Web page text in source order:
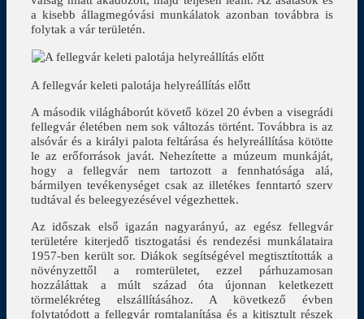
a kisebb állagmegóvási munkálatok azonban továbbra is
folytak a vár területén.
A fellegvár keleti palotája helyreállítás előtt
A második világháborút követő közel 20 évben a visegrádi
fellegvár életében nem sok változás történt. Továbbra is az
alsóvár és a királyi palota feltárása és helyreállítása kötötte
le az erőforrások javát. Nehezítette a múzeum munkáját,
hogy a fellegvár nem tartozott a fennhatósága alá,
bármilyen tevékenységet csak az illetékes fenntartó szerv
tudtával és beleegyezésével végezhettek.
Az időszak első igazán nagyarányú, az egész fellegvár
területére kiterjedő tisztogatási és rendezési munkálataira
1957-ben került sor. Diákok segítségével megtisztították a
növényzettől a romterületet, ezzel párhuzamosan
hozzáláttak a múlt század óta újonnan keletkezett
törmelékréteg elszállításához. A következő évben
folytatódott a fellegvár romtalanítása és a kitisztult részek